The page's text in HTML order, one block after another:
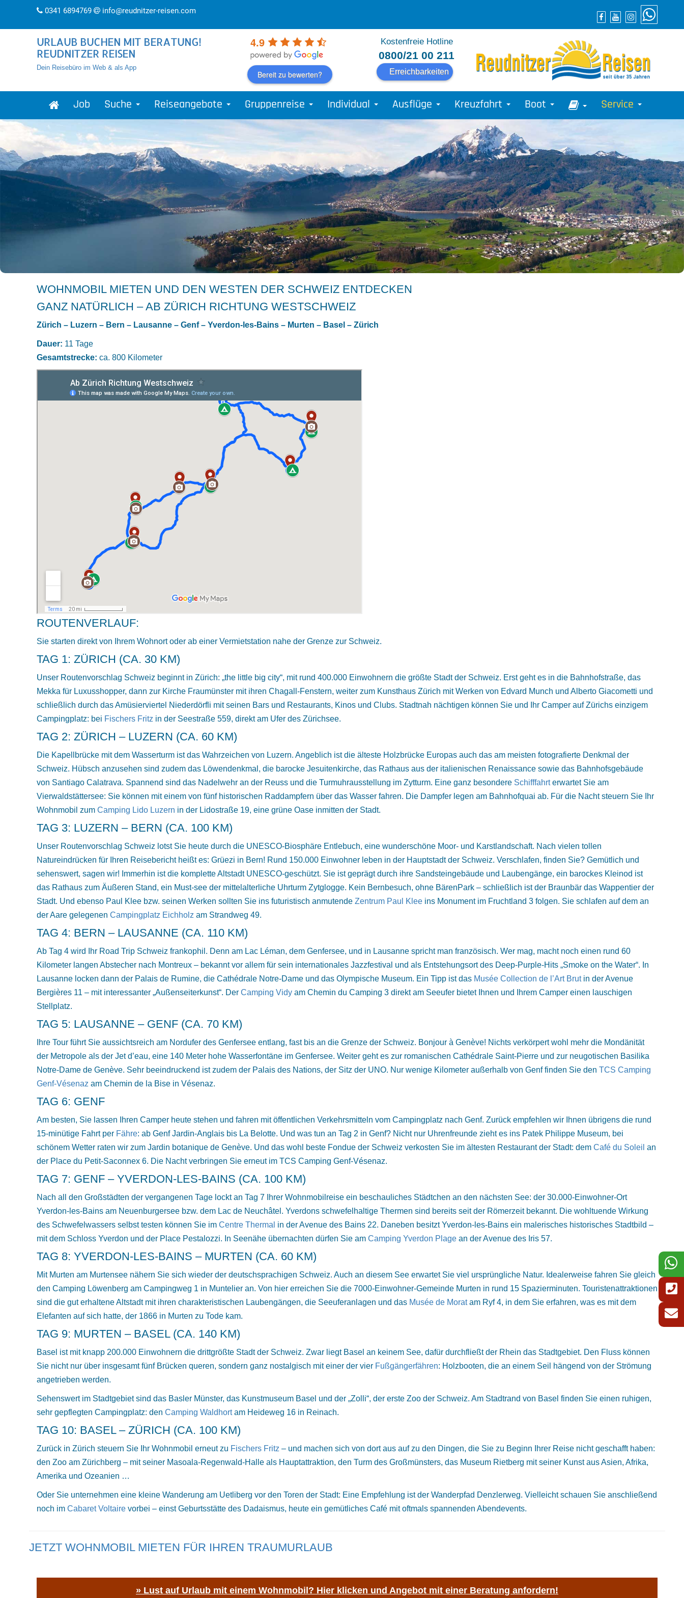
0341 6894769 info@reudnitzer-reisen.com
URLAUB BUCHEN MIT BERATUNG!
REUDNITZER REISEN
Dein Reisebüro im Web & als App
4.9
Bereit zu bewerten?
Kostenfreie Hotline
0800/21 00 211
Erreichbarkeiten
Job Suche Reiseangebote Gruppenreise Individual Ausflüge Kreuzfahrt Boot Service
WOHNMOBIL MIETEN UND DEN WESTEN DER SCHWEIZ ENTDECKEN
GANZ NATÜRLICH – AB ZÜRICH RICHTUNG WESTSCHWEIZ
Zürich – Luzern – Bern – Lausanne – Genf – Yverdon-les-Bains – Murten – Basel – Zürich
Dauer: 11 Tage
Gesamtstrecke: ca. 800 Kilometer
ROUTENVERLAUF:
Sie starten direkt von Ihrem Wohnort oder ab einer Vermietstation nahe der Grenze zur Schweiz.
TAG 1: ZÜRICH (CA. 30 KM)
Unser Routenvorschlag Schweiz beginnt in Zürich: „the little big city“, mit rund 400.000 Einwohnern die größte Stadt der Schweiz. Erst geht es in die Bahnhofstraße, das
Mekka für Luxusshopper, dann zur Kirche Fraumünster mit ihren Chagall-Fenstern, weiter zum Kunsthaus Zürich mit Werken von Edvard Munch und Alberto Giacometti und
schließlich durch das Amüsierviertel Niederdörfli mit seinen Bars und Restaurants, Kinos und Clubs. Stadtnah nächtigen können Sie und Ihr Camper auf Zürichs einzigem
Campingplatz: bei Fischers Fritz in der Seestraße 559, direkt am Ufer des Zürichsee.
TAG 2: ZÜRICH – LUZERN (CA. 60 KM)
Die Kapellbrücke mit dem Wasserturm ist das Wahrzeichen von Luzern. Angeblich ist die älteste Holzbrücke Europas auch das am meisten fotografierte Denkmal der
Schweiz. Hübsch anzusehen sind zudem das Löwendenkmal, die barocke Jesuitenkirche, das Rathaus aus der italienischen Renaissance sowie das Bahnhofsgebäude
von Santiago Calatrava. Spannend sind das Nadelwehr an der Reuss und die Turmuhrausstellung im Zytturm. Eine ganz besondere Schifffahrterwartet Sie am
Vierwaldstättersee: Sie können mit einem von fünf historischen Raddampfern über das Wasser fahren. Die Dampfer legen am Bahnhofquai ab. Für die Nacht steuern Sie Ihr
Wohnmobil zum Camping Lido Luzern in der Lidostraße 19, eine grüne Oase inmitten der Stadt.
TAG 3: LUZERN – BERN (CA. 100 KM)
Unser Routenvorschlag Schweiz lotst Sie heute durch die UNESCO-Biosphäre Entlebuch, eine wunderschöne Moor- und Karstlandschaft. Nach vielen tollen
Natureindrücken für Ihren Reisebericht heißt es: Grüezi in Bern! Rund 150.000 Einwohner leben in der Hauptstadt der Schweiz. Verschlafen, finden Sie? Gemütlich und
sehenswert, sagen wir! Immerhin ist die komplette Altstadt UNESCO-geschützt. Sie ist geprägt durch ihre Sandsteingebäude und Laubengänge, ein barockes Kleinod ist
das Rathaus zum Äußeren Stand, ein Must-see der mittelalterliche Uhrturm Zytglogge. Kein Bernbesuch, ohne BärenPark – schließlich ist der Braunbär das Wappentier der
Stadt. Und ebenso Paul Klee bzw. seinen Werken sollten Sie ins futuristisch anmutende Zentrum Paul Klee ins Monument im Fruchtland 3 folgen. Sie schlafen auf dem an
der Aare gelegenen Campingplatz Eichholz am Strandweg 49.
TAG 4: BERN – LAUSANNE (CA. 110 KM)
Ab Tag 4 wird Ihr Road Trip Schweiz frankophil. Denn am Lac Léman, dem Genfersee, und in Lausanne spricht man französisch. Wer mag, macht noch einen rund 60
Kilometer langen Abstecher nach Montreux – bekannt vor allem für sein internationales Jazzfestival und als Entstehungsort des Deep-Purple-Hits „Smoke on the Water“. In
Lausanne locken dann der Palais de Rumine, die Cathédrale Notre-Dame und das Olympische Museum. Ein Tipp ist das Musée Collection de l’Art Brutin der Avenue
Bergières 11 – mit interessanter „Außenseiterkunst“. Der Camping Vidy am Chemin du Camping 3 direkt am Seeufer bietet Ihnen und Ihrem Camper einen lauschigen
Stellplatz.
TAG 5: LAUSANNE – GENF (CA. 70 KM)
Ihre Tour führt Sie aussichtsreich am Nordufer des Genfersee entlang, fast bis an die Grenze der Schweiz. Bonjour à Genève! Nichts verkörpert wohl mehr die Mondänität
der Metropole als der Jet d’eau, eine 140 Meter hohe Wasserfontäne im Genfersee. Weiter geht es zur romanischen Cathédrale Saint-Pierre und zur neugotischen Basilika
Notre-Dame de Genève. Sehr beeindruckend ist zudem der Palais des Nations, der Sitz der UNO. Nur wenige Kilometer außerhalb von Genf finden Sie den TCS Camping
Genf-Vésenaz am Chemin de la Bise in Vésenaz.
TAG 6: GENF
Am besten, Sie lassen Ihren Camper heute stehen und fahren mit öffentlichen Verkehrsmitteln vom Campingplatz nach Genf. Zurück empfehlen wir Ihnen übrigens die rund
15-minütige Fahrt per Fähre: ab Genf Jardin-Anglais bis La Belotte. Und was tun an Tag 2 in Genf? Nicht nur Uhrenfreunde zieht es ins Patek Philippe Museum, bei
schönem Wetter raten wir zum Jardin botanique de Genève. Und das wohl beste Fondue der Schweiz verkosten Sie im ältesten Restaurant der Stadt: dem Café du Soleil an
der Place du Petit-Saconnex 6. Die Nacht verbringen Sie erneut im TCS Camping Genf-Vésenaz.
TAG 7: GENF – YVERDON-LES-BAINS (CA. 100 KM)
Nach all den Großstädten der vergangenen Tage lockt an Tag 7 Ihrer Wohnmobilreise ein beschauliches Städtchen an den nächsten See: der 30.000-Einwohner-Ort
Yverdon-les-Bains am Neuenburgersee bzw. dem Lac de Neuchâtel. Yverdons schwefelhaltige Thermen sind bereits seit der Römerzeit bekannt. Die wohltuende Wirkung
des Schwefelwassers selbst testen können Sie im Centre Thermal in der Avenue des Bains 22. Daneben besitzt Yverdon-les-Bains ein malerisches historisches Stadtbild –
mit dem Schloss Yverdon und der Place Pestalozzi. In Seenähe übernachten dürfen Sie am Camping Yverdon Plage an der Avenue des Iris 57.
TAG 8: YVERDON-LES-BAINS – MURTEN (CA. 60 KM)
Mit Murten am Murtensee nähern Sie sich wieder der deutschsprachigen Schweiz. Auch an diesem See erwartet Sie viel ursprüngliche Natur. Idealerweise fahren Sie gleich
den Camping Löwenberg am Campingweg 1 in Muntelier an. Von hier erreichen Sie die 7000-Einwohner-Gemeinde Murten in rund 15 Spazierminuten. Touristenattraktionen
sind die gut erhaltene Altstadt mit ihren charakteristischen Laubengängen, die Seeuferanlagen und das Musée de Moratam Ryf 4, in dem Sie erfahren, was es mit dem
Elefanten auf sich hatte, der 1866 in Murten zu Tode kam.
TAG 9: MURTEN – BASEL (CA. 140 KM)
Basel ist mit knapp 200.000 Einwohnern die drittgrößte Stadt der Schweiz. Zwar liegt Basel an keinem See, dafür durchfließt der Rhein das Stadtgebiet. Den Fluss können
Sie nicht nur über insgesamt fünf Brücken queren, sondern ganz nostalgisch mit einer der vier Fußgängerfähren: Holzbooten, die an einem Seil hängend von der Strömung
angetrieben werden.
Sehenswert im Stadtgebiet sind das Basler Münster, das Kunstmuseum Basel und der „Zolli“, der erste Zoo der Schweiz. Am Stadtrand von Basel finden Sie einen ruhigen,
sehr gepflegten Campingplatz: den Camping Waldhortam Heideweg 16 in Reinach.
TAG 10: BASEL – ZÜRICH (CA. 100 KM)
Zurück in Zürich steuern Sie Ihr Wohnmobil erneut zu Fischers Fritz – und machen sich von dort aus auf zu den Dingen, die Sie zu Beginn Ihrer Reise nicht geschafft haben:
den Zoo am Zürichberg – mit seiner Masoala-Regenwald-Halle als Hauptattraktion, den Turm des Großmünsters, das Museum Rietberg mit seiner Kunst aus Asien, Afrika,
Amerika und Ozeanien …
Oder Sie unternehmen eine kleine Wanderung am Uetliberg vor den Toren der Stadt: Eine Empfehlung ist der Wanderpfad Denzlerweg. Vielleicht schauen Sie anschließend
noch im Cabaret Voltaire vorbei – einst Geburtsstätte des Dadaismus, heute ein gemütliches Café mit oftmals spannenden Abendevents.
JETZT WOHNMOBIL MIETEN FÜR IHREN TRAUMURLAUB
» Lust auf Urlaub mit einem Wohnmobil? Hier klicken und Angebot mit einer Beratung anfordern!